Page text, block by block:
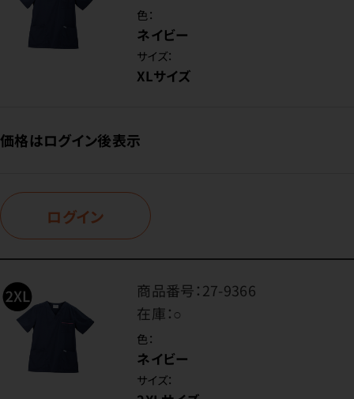
色：
ネイビー
サイズ：
XLサイズ
価格はログイン後表示
ログイン
商品番号：27-9366
在庫：○
色：
ネイビー
サイズ：